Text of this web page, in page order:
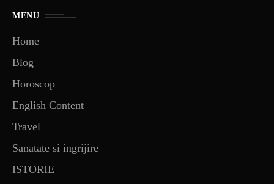
MENU
Home
Blog
Horoscop
English Content
Travel
Sanatate si ingrijire
ISTORIE